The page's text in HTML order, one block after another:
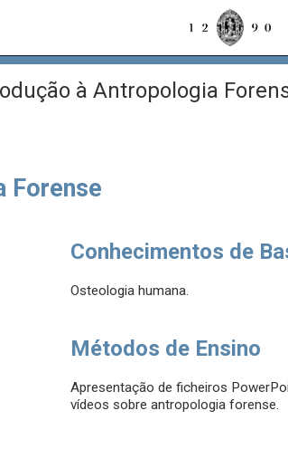
à Antropologia
Forense
Conhecimentos de
Osteologia humana.
Métodos de Ensino
Apresentação de ficheiros
vídeos sobre antropologia forense.